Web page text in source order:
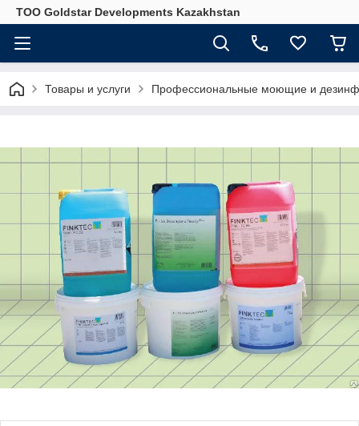
ТОО Goldstar Developments Kazakhstan
Товары и услуги Профессиональные моющие и